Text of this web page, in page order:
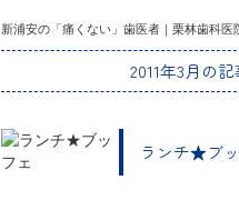
新浦安の「痛くない」歯医者｜栗林歯科医
2011年3月の
ランチ★ブ